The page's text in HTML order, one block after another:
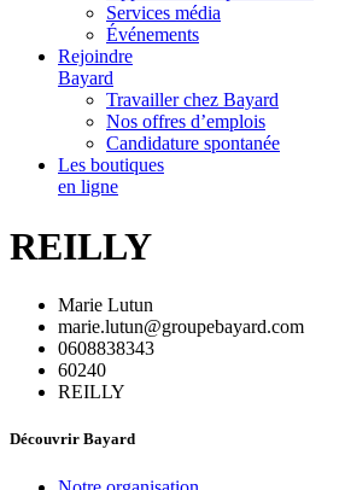
Services média
Événements
Rejoindre
Bayard
Travailler chez Bayard
Nos offres d’emplois
Candidature spontanée
Les boutiques
en ligne
REILLY
Marie Lutun
marie.lutun@groupebayard.com
0608838343
60240
REILLY
Découvrir Bayard